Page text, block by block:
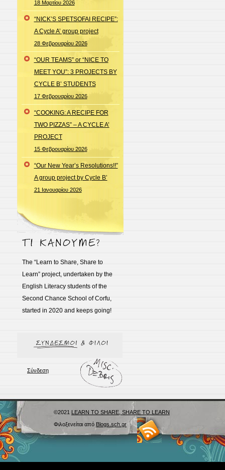
18 Μαρτίου 2026
“NICK’S SPETSOFAI RECIPE”:
A Cycle A’ group project
28 Φεβρουαρίου 2026
“OUR TEAMS” or “NICE TO
MEET YOU”: 3 PROJECTS BY
CYCLE B’ STUDENTS
17 Φεβρουαρίου 2026
“COOKING: A RECIPE FOR
TWO PIZZAS” – A CYCLE A’
PROJECT
15 Φεβρουαρίου 2026
“Our New Year’s Resolutions!!”
A group project by Cycle B’
21 Ιανουαρίου 2026
The “Learn to Share, Share to
Learn” project, undertaken by the
English Literacy students of the
Second Chance School of Corfu,
started in 2020 and keeps going!
Σύνδεση
©2021 LEARN TO SHARE, SHARE TO LEARN
Φιλοξενείται από Blogs.sch.gr